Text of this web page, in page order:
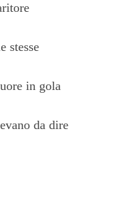
stesse
in gola
da dire